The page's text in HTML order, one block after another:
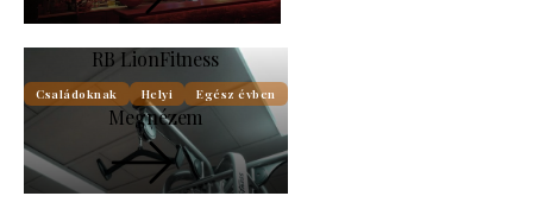
RB LionFitness
Családoknak Helyi Egész évben
Megnézem